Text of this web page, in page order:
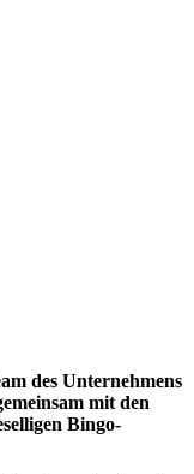
des Unternehmens
mit den
Bingo-